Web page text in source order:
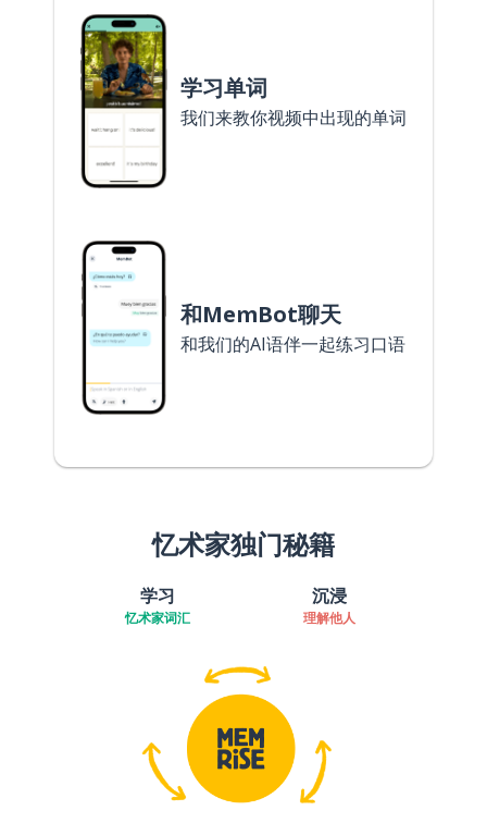
学习单词
我们来教你视频中出现的单词
和MemBot聊天
和我们的AI语伴一起练习口语
忆术家独门秘籍
学习
忆术家词汇
沉浸
理解他人